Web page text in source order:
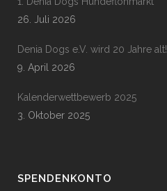
26. Juli 2026
Denia Dogs e.V. wird 20 Jahre alt!
9. April 2026
Kalenderwettbewerb 2025
3. Oktober 2025
SPENDENKONTO